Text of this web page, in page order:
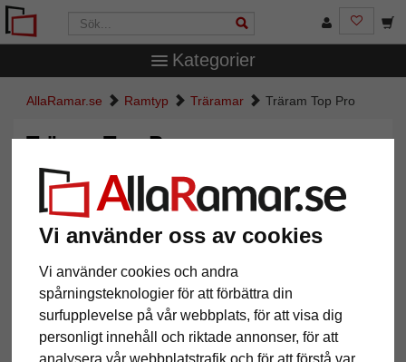
Vi använder oss av cookies
Vi använder cookies och andra
spårningsteknologier för att förbättra din
surfupplevelse på vår webbplats, för att visa dig
personligt innehåll och riktade annonser, för att
analysera vår webbplatstrafik och för att förstå var
Kategorier
AllaRamar.se Ramtyp Träramar Träram Top Pro
Träram Top Pro